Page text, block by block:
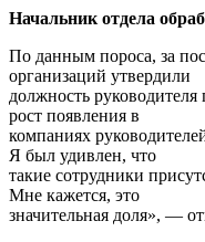
Начальник отдела
По данным пороса, за
организаций утвердили
должность
рост появления в
компаниях
Я был удивлен, что
такие сотрудники
Мне кажется, это
значительная доля», —